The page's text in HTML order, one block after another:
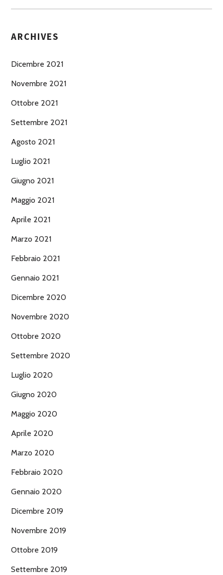
ARCHIVES
Dicembre 2021
Novembre 2021
Ottobre 2021
Settembre 2021
Agosto 2021
Luglio 2021
Giugno 2021
Maggio 2021
Aprile 2021
Marzo 2021
Febbraio 2021
Gennaio 2021
Dicembre 2020
Novembre 2020
Ottobre 2020
Settembre 2020
Luglio 2020
Giugno 2020
Maggio 2020
Aprile 2020
Marzo 2020
Febbraio 2020
Gennaio 2020
Dicembre 2019
Novembre 2019
Ottobre 2019
Settembre 2019